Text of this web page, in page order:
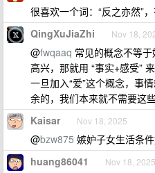
很喜欢一个词：“反之亦然”
QingXuJiaZhi Nov 18,
@fwqaaq 常见的概念不等
高兴，那就用 “事实+感受”
一旦加入“爱”这个概念，事
余的，我们本来就不需要这
Kaisar Nov 18, 2025
@bzw875 嫉妒子女生活条
huang86041 Nov 18, 2025